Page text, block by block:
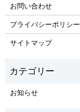
お問い合わせ
プライバシーポリシー
サイトマップ
お知らせ